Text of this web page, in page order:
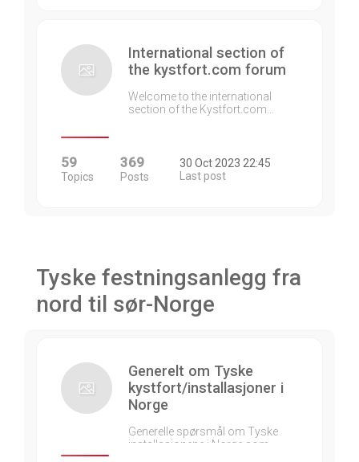
International section of
the kystfort.com forum
Welcome to the international
section of the Kystfort.com…
59
Topics
369
Posts
30 Oct 2023 22:45
Last post
Tyske festningsanlegg fra
nord til sør-Norge
Generelt om Tyske
kystfort/installasjoner i
Norge
Generelle spørsmål om Tyske
installasjonene i Norge som…